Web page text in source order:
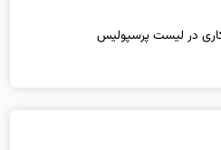
در لیست پرسپولیس